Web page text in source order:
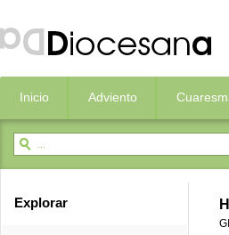
Inicio Adviento
Explorar